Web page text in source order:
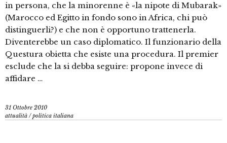
in persona, che la minorenne è «la nipote di Mubarak»
(Marocco ed Egitto in fondo sono in Africa, chi può
distinguerli?) e che non è opportuno trattenerla.
Diventerebbe un caso diplomatico. Il funzionario della
Questura obietta che esiste una procedura. Il premier
esclude che la si debba seguire: propone invece di
affidare …
31 Ottobre 2010
attualità /politica italiana